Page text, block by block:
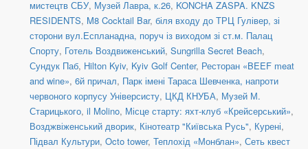
мистецтв СБУ, Музей Лавра, к.26, KONCHA ZASPA. KNZS
RESIDENTS, M8 Cocktail Bar, біля входу до ТРЦ Гулівер, зі
сторони вул.Еспланадна, поруч із виходом зі ст.м. Палац
Спорту, Готель Воздвиженський, Sungrilla Secret Beach,
Сундук Паб, Hilton Kyiv, Kyiv Golf Center, Ресторан «BEEF meat
and wine», 6й причал, Парк імені Тараса Шевченка, напроти
червоного корпусу Універсисту, ЦКД КНУБА, Музей М.
Старицького, il Molino, Місце старту: яхт-клуб «Крейсерський»,
Возджвіженський дворик, Кінотеатр "Київська Русь", Курені,
Підвал Культури, Octo tower, Теплохід «Монблан», Сеть квест